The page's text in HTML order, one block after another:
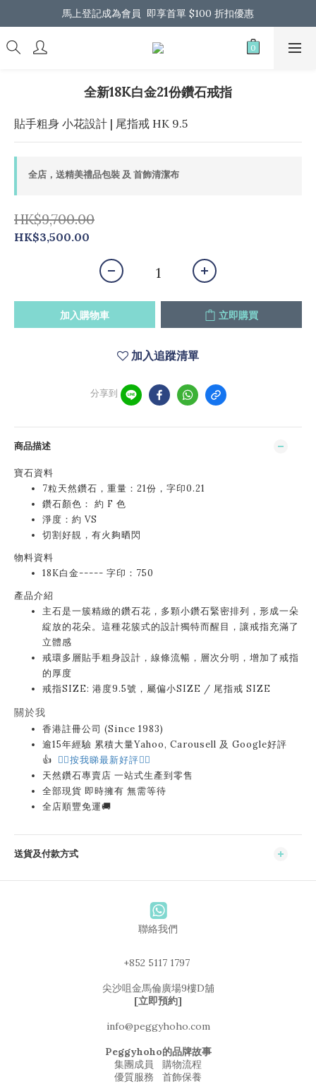
馬上登記成為會員  即享首單 $100 折扣優惠
馬上登記成為會員  即享首單 $100 折扣優惠
全港免運 歡迎 Whatsapp 我們了解更多
全新18K白金21份鑽石戒指
貼手粗身 小花設計 | 尾指戒 HK 9.5
全店，送精美禮品包裝 及 首飾清潔布
HK$9,700.00
HK$3,500.00
加入購物車 立即購買
加入追蹤清單
分享到
商品描述
寶石資料
7粒天然鑽石，重量：21份，字印0.21
鑽石顏色： 約 F 色
淨度：約 VS
切割好靚，有火夠晒閃
物料資料
18K白金----- 字印：750
產品介紹
主石是一簇精緻的鑽石花，多顆小鑽石緊密排列，形成一朵
綻放的花朵。這種花簇式的設計獨特而醒目，讓戒指充滿了
立體感
戒環多層貼手粗身設計，線條流暢，層次分明，增加了戒指
的厚度
戒指SIZE: 港度9.5號，屬偏小SIZE / 尾指戒 SIZE
關於我
香港註冊公司 (Since 1983)
逾15年經驗 累積大量Yahoo, Carousell 及 Google好評
👍 👉🏻按我睇最新好評👈🏻
天然鑽石專賣店 一站式生產到零售
全部現貨 即時擁有 無需等待
全店順豐免運🚚
送貨及付款方式
聯絡我們
+852 5117 1797
尖沙咀金馬倫廣場9樓D舖
[立即預約]
info@peggyhoho.com
Peggyhoho的品牌故事
集團成員
購物流程
優質服務
首飾保養